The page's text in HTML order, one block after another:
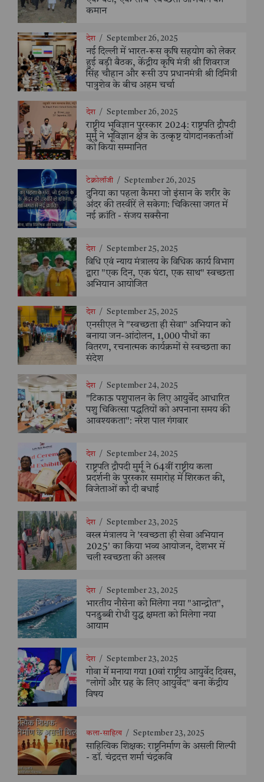
कमान
देश / September 26, 2025
नई दिल्ली में भारत-रूस कृषि सहयोग को लेकर
हुई बड़ी बैठक, केंद्रीय कृषि मंत्री श्री शिवराज
सिंह चौहान और रूसी उप प्रधानमंत्री श्री दिमित्री
पात्रुशेव के बीच अहम चर्चा
देश / September 26, 2025
राष्ट्रीय भूविज्ञान पुरस्कार 2024: राष्ट्रपति द्रौपदी
मुर्मु ने भूविज्ञान क्षेत्र के उत्कृष्ट योगदानकर्ताओं
को किया सम्मानित
टेक्नोलॉजी / September 26, 2025
दुनिया का पहला कैमरा जो इंसान के शरीर के
अंदर की तस्वीरें ले सकेगा: चिकित्सा जगत में
नई क्रांति - संजय सक्सैना
देश / September 25, 2025
विधि एवं न्याय मंत्रालय के विधिक कार्य विभाग
द्वारा "एक दिन, एक घंटा, एक साथ" स्वच्छता
अभियान आयोजित
देश / September 25, 2025
एनसीएल ने "स्वच्छता ही सेवा" अभियान को
बनाया जन-आंदोलन, 1,000 पौधों का
वितरण, रचनात्मक कार्यक्रमों से स्वच्छता का
संदेश
देश / September 24, 2025
"टिकाऊ पशुपालन के लिए आयुर्वेद आधारित
पशु चिकित्सा पद्धतियों को अपनाना समय की
आवश्यकता": नरेश पाल गंगवार
देश / September 24, 2025
राष्ट्रपति द्रौपदी मुर्मू ने 64वीं राष्ट्रीय कला
प्रदर्शनी के पुरस्कार समारोह में शिरकत की,
विजेताओं को दी बधाई
देश / September 23, 2025
वस्त्र मंत्रालय ने 'स्वच्छता ही सेवा अभियान
2025' का किया भव्य आयोजन, देशभर में
चली स्वच्छता की अलख
देश / September 23, 2025
भारतीय नौसेना को मिलेगा नया "आन्द्रोत",
पनडुब्बी रोधी युद्ध क्षमता को मिलेगा नया
आयाम
देश / September 23, 2025
गोवा में मनाया गया 10वां राष्ट्रीय आयुर्वेद दिवस,
"लोगों और ग्रह के लिए आयुर्वेद" बना केंद्रीय
विषय
कला-साहित्य / September 23, 2025
साहित्यिक शिक्षक: राष्ट्रनिर्माण के असली शिल्पी
- डॉ. चंद्रदत्त शर्मा चंद्रकवि